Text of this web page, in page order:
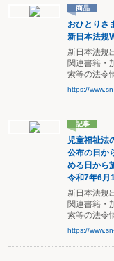
商品
おひとりさ
新日本法規
新日本法規
関連書籍・
索等の法令
https://
記事
児童福祉法
公布の日か
める日から
令和7年6月
新日本法規
関連書籍・
索等の法令
https://